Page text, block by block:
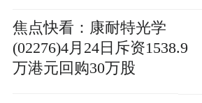
焦点快看：康耐特光学
(02276)4月24日斥资1538.9
万港元回购30万股